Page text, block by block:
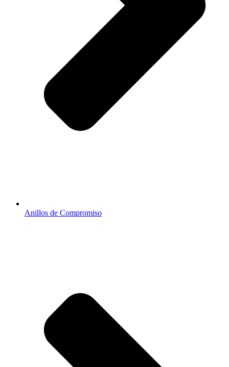
Anillos de Compromiso